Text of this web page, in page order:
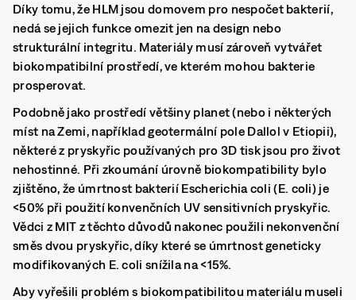
Díky tomu, že HLM jsou domovem pro nespočet bakterií,
nedá se jejich funkce omezit jen na design nebo
strukturální integritu. Materiály musí zároveň vytvářet
biokompatibilní prostředí, ve kterém mohou bakterie
prosperovat.
Podobně jako prostředí většiny planet (nebo i některých
míst na Zemi, například geotermální pole Dallol v Etiopii),
některé z pryskyřic používaných pro 3D tisk jsou pro život
nehostinné. Při zkoumání úrovně biokompatibility bylo
zjištěno, že úmrtnost bakterií Escherichia coli (E. coli) je
<50% při použití konvenčních UV sensitivních pryskyřic.
Vědci z MIT z těchto důvodů nakonec použili nekonvenční
směs dvou pryskyřic, díky které se úmrtnost geneticky
modifikovaných E. coli snížila na <15%.
Aby vyřešili problém s biokompatibilitou materiálu museli